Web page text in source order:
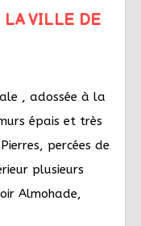
LA VILLE DE
, adossée à la
épais et très
percées de
plusieurs
Almohade,